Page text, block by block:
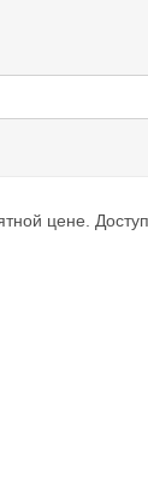
цене.